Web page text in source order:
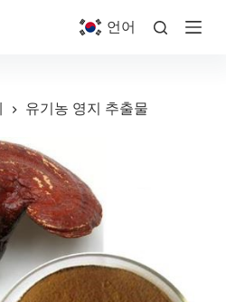
언어
유기농 영지 추출물